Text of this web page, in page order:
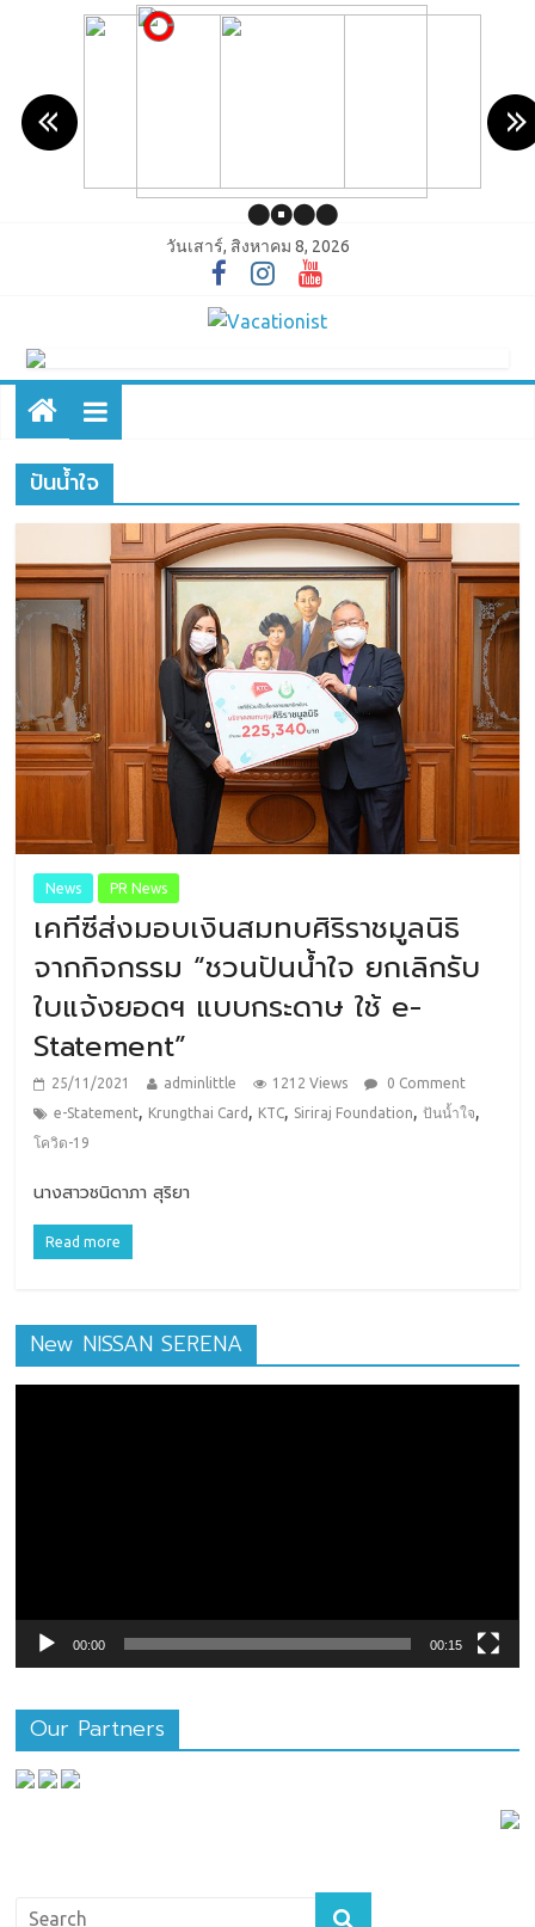
วันเสาร์, สิงหาคม 8, 2026
ปันน้ำใจ
News PR News
เคทีซีส่งมอบเงินสมทบศิริราชมูลนิธิ
จากกิจกรรม “​ชวนปันน้ำใจ​ ยกเลิกรับ
ใบแจ้งยอดฯ ​แบบกระดาษ​ ใช้​ e​-
Statement​”
25/11/2021 adminlittle 1212 Views
0 Comment
e​-Statement​, Krungthai Card , KTC, Siriraj Foundation,ปันน้ำใจ,
โควิด-19
นางสาวชนิดาภา สุริยา
Read more
New NISSAN SERENA
00:00 00:15
Our Partners